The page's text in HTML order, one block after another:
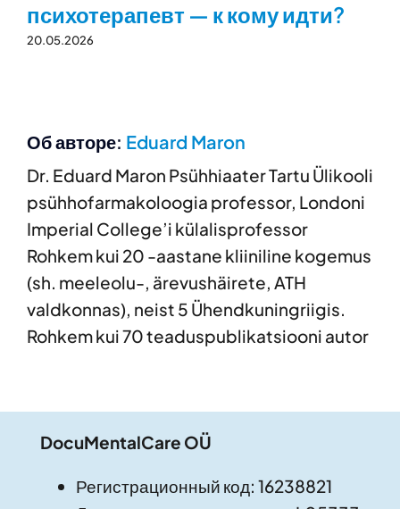
психотерапевт — к кому идти?
20.05.2026
Об авторе: Eduard Maron
Dr. Eduard Maron Psühhiaater Tartu Ülikooli
psühhofarmakoloogia professor, Londoni
Imperial College’i külalisprofessor
Rohkem kui 20 -aastane kliiniline kogemus
(sh. meeleolu-, ärevushäirete, ATH
valdkonnas), neist 5 Ühendkuningriigis.
Rohkem kui 70 teaduspublikatsiooni autor
DocuMentalCare OÜ
Регистрационный код: 16238821